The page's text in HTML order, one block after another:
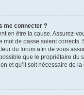
me connecter ?
en être la cause. Assurez-
mot de passe soient corrects.
du forum afin de vous
que le propriétaire du
et qu’il soit nécessaire de la